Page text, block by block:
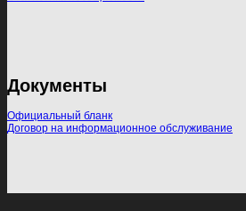
Документы
Официальный бланк
Договор на информационное обслуживание